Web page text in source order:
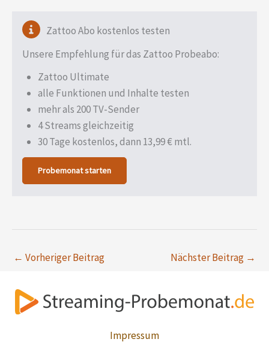
Zattoo Abo kostenlos testen
Unsere Empfehlung für das Zattoo Probeabo:
Zattoo Ultimate
alle Funktionen und Inhalte testen
mehr als 200 TV-Sender
4 Streams gleichzeitig
30 Tage kostenlos, dann 13,99 € mtl.
Probemonat starten
← Vorheriger Beitrag Nächster Beitrag →
Impressum